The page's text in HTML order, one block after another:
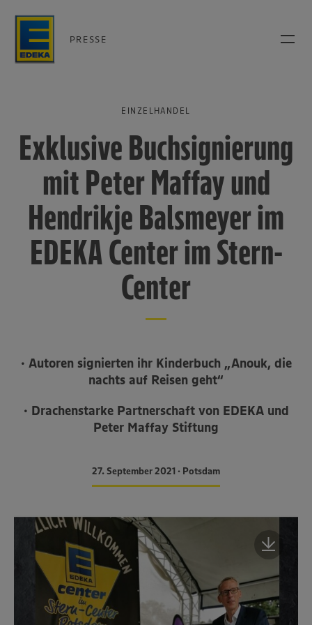
PRESSE
EINZELHANDEL
Exklusive Buchsignierung
mit Peter Maffay und
Hendrikje Balsmeyer im
EDEKA Center im Stern-
Center
· Autoren signierten ihr Kinderbuch „Anouk, die
nachts auf Reisen geht“
· Drachenstarke Partnerschaft von EDEKA und
Peter Maffay Stiftung
27. September 2021 • Potsdam